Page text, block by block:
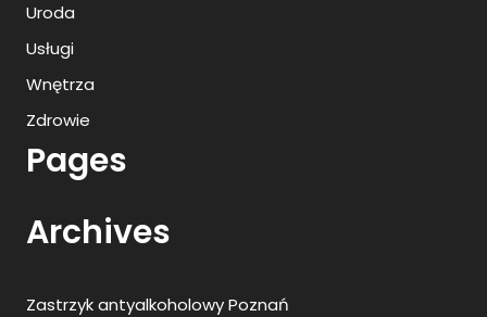
Uroda
Usługi
Wnętrza
Zdrowie
Pages
Archives
Zastrzyk antyalkoholowy Poznań